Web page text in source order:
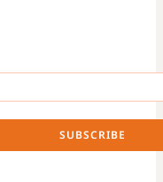
SUBSCRIBE